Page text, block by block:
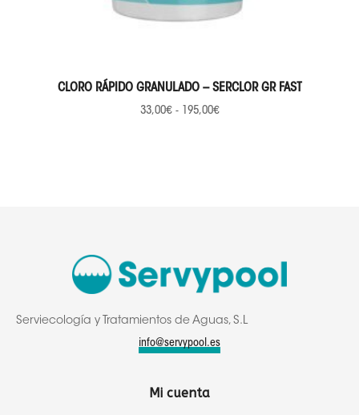
SELECCIONAR OPCIONES
CLORO RÁPIDO GRANULADO – SERCLOR GR FAST
33,00€ - 195,00€
Serviecología y Tratamientos de Aguas, S.L
info@servypool.es
Mi cuenta